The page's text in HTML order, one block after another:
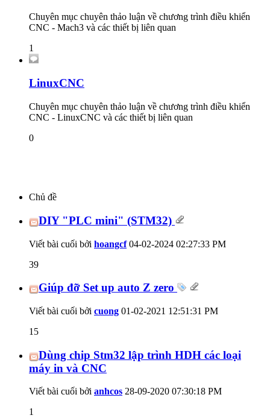
Chuyên mục chuyên thảo luận về chương trình điều khiển
CNC - Mach3 và các thiết bị liên quan
1
LinuxCNC
Chuyên mục chuyên thảo luận về chương trình điều khiển
CNC - LinuxCNC và các thiết bị liên quan
0
Chủ đề
DIY "PLC mini" (STM32)
Viết bài cuối bởi hoangcf04-02-2024 02:27:33 PM
39
Giúp đỡ Set up auto Z zero
Viết bài cuối bởi cuong 01-02-2021 12:51:31 PM
15
Dùng chip Stm32 lập trình HDH các loại
máy in và CNC
Viết bài cuối bởi anhcos 28-09-2020 07:30:18 PM
1